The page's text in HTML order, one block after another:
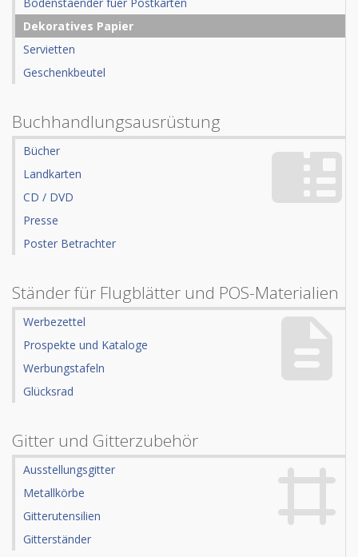
Dekoratives Papier
Servietten
Geschenkbeutel
Buchhandlungsausrüstung
Bücher
Landkarten
CD / DVD
Presse
Poster Betrachter
Ständer für Flugblätter und POS-Materialien
Werbezettel
Prospekte und Kataloge
Werbungstafeln
Glücksrad
Gitter und Gitterzubehör
Ausstellungsgitter
Metallkörbe
Gitterutensilien
Gitterständer